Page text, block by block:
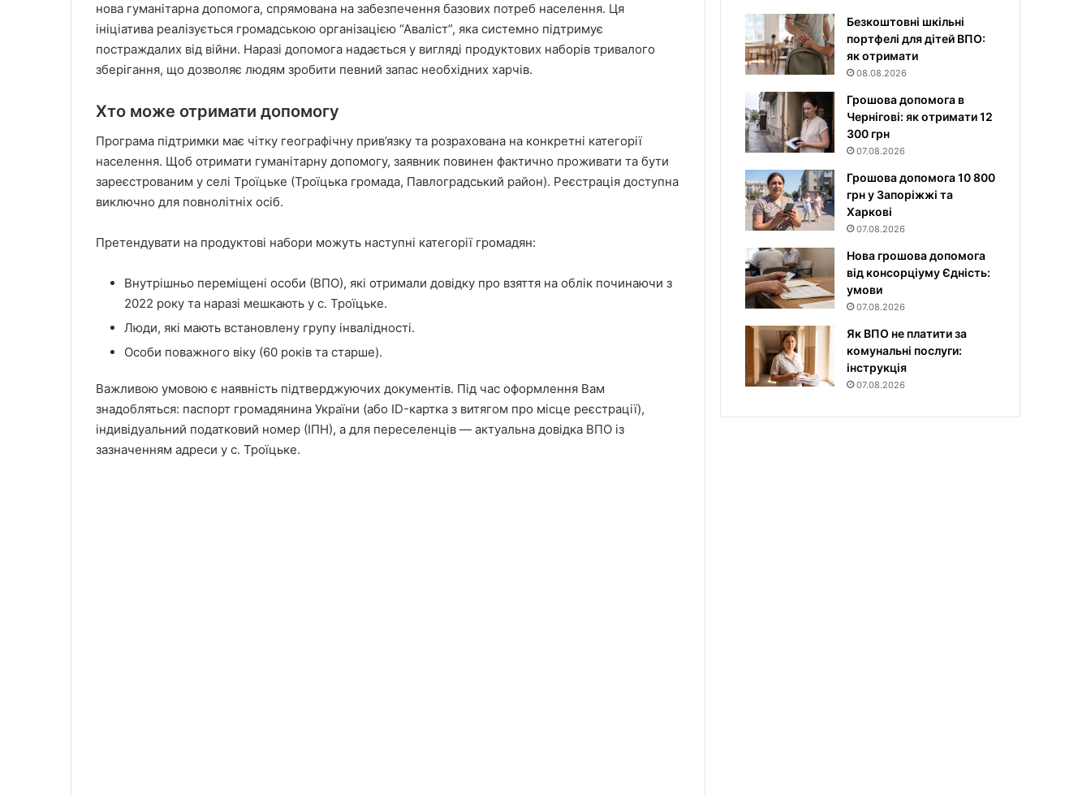
нова гуманітарна допомога, спрямована на забезпечення базових потреб населення. Ця
ініціатива реалізується громадською організацією “Аваліст”, яка системно підтримує
постраждалих від війни. Наразі допомога надається у вигляді продуктових наборів тривалого
зберігання, що дозволяє людям зробити певний запас необхідних харчів.
Хто може отримати допомогу
Програма підтримки має чітку географічну прив’язку та розрахована на конкретні категорії
населення. Щоб отримати гуманітарну допомогу, заявник повинен фактично проживати та бути
зареєстрованим у селі Троїцьке (Троїцька громада, Павлоградський район). Реєстрація доступна
виключно для повнолітніх осіб.
Претендувати на продуктові набори можуть наступні категорії громадян:
Внутрішньо переміщені особи (ВПО), які отримали довідку про взяття на облік починаючи з
2022 року та наразі мешкають у с. Троїцьке.
Люди, які мають встановлену групу інвалідності.
Особи поважного віку (60 років та старше).
Важливою умовою є наявність підтверджуючих документів. Під час оформлення Вам
знадобляться: паспорт громадянина України (або ID-картка з витягом про місце реєстрації),
індивідуальний податковий номер (ІПН), а для переселенців — актуальна довідка ВПО із
зазначенням адреси у с. Троїцьке.
Безкоштовні шкільні
портфелі для дітей ВПО:
як отримати
08.08.2026
Грошова допомога в
Чернігові: як отримати 12
300 грн
07.08.2026
Грошова допомога 10 800
грн у Запоріжжі та
Харкові
07.08.2026
Нова грошова допомога
від консорціуму Єдність:
умови
07.08.2026
Як ВПО не платити за
комунальні послуги:
інструкція
07.08.2026